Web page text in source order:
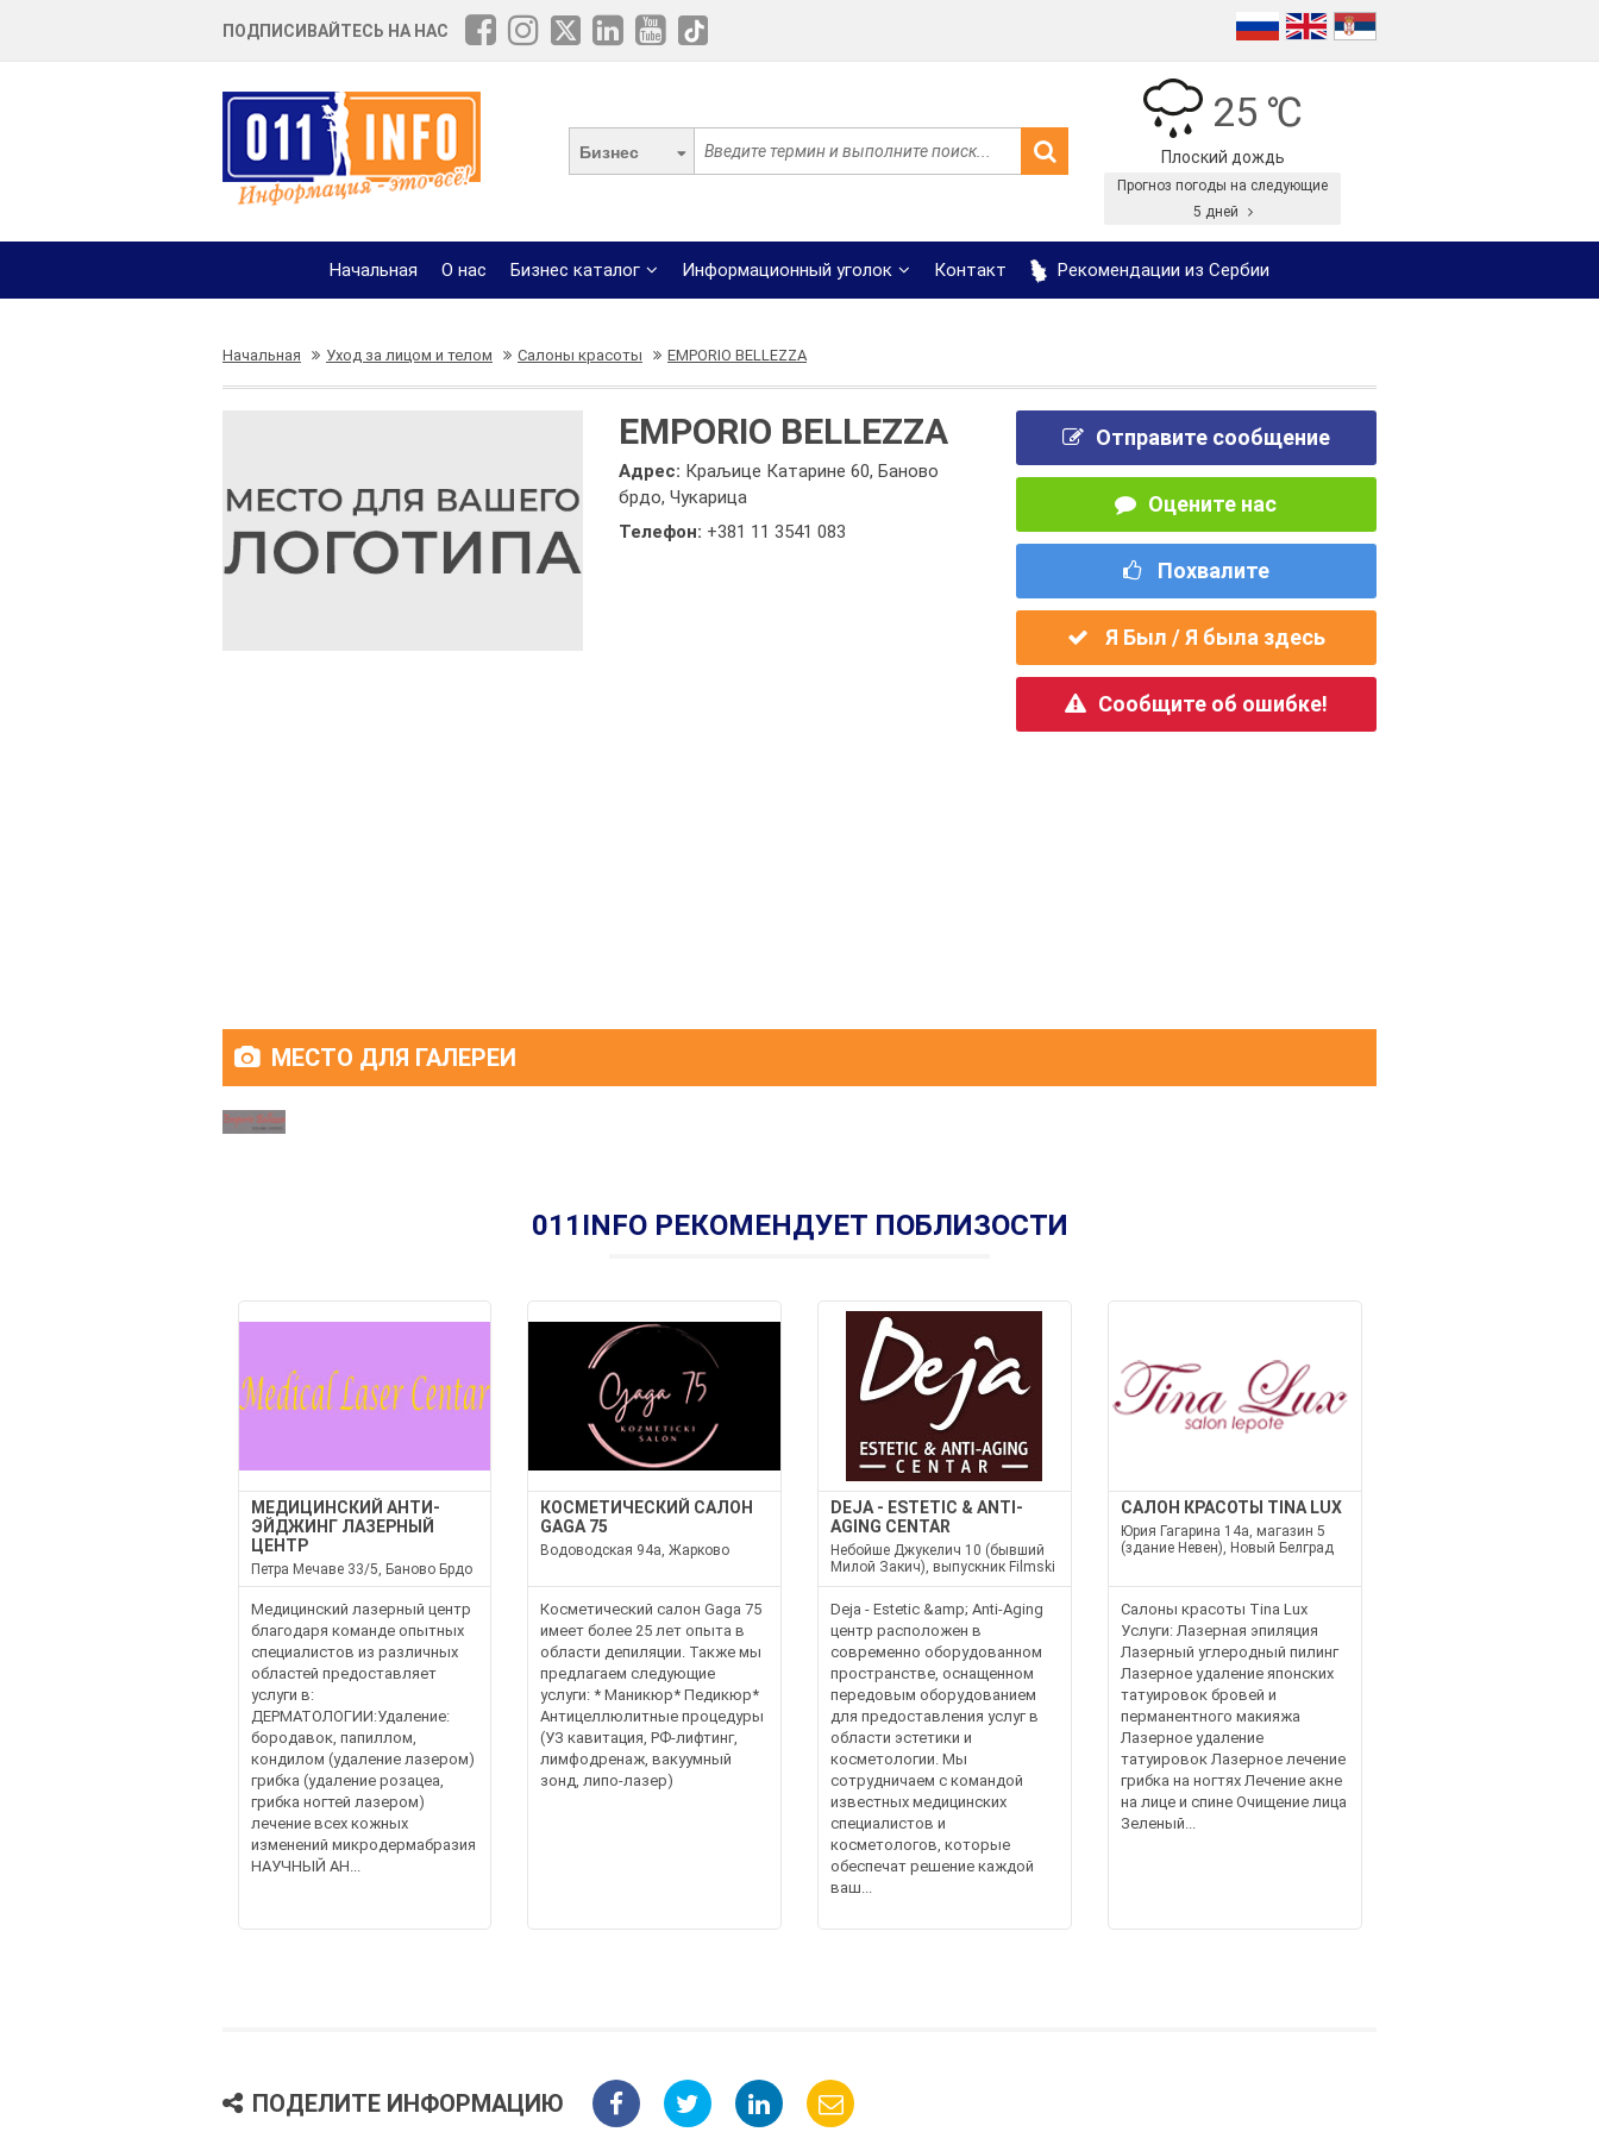
ПОДПИСИВАЙТЕСЬ НА НАС
Бизнес
25 ℃
Плоский дождь
Прогноз погоды на следующие
5 дней
Начальная О нас Бизнес каталог Информационный уголок Контакт Рекомендации из Сербии
Начальная Уход за лицом и телом Салоны красоты EMPORIO BELLEZZA
EMPORIO BELLEZZA
Адрес: Краљице Катарине 60, Баново
брдо, Чукарица
Телефон: +381 11 3541 083
Отправите сообщение
Оцените нас
Похвалите
Я Был / Я была здесь
Сообщите об ошибке!
МЕСТО ДЛЯ ГАЛЕРЕИ
011INFO РЕКОМЕНДУЕТ ПОБЛИЗОСТИ
МЕДИЦИНСКИЙ АНТИ-
ЭЙДЖИНГ ЛАЗЕРНЫЙ
ЦЕНТР
Петра Мечаве 33/5, Баново Брдо
Медицинский лазерный центр
благодаря команде опытных
специалистов из различных
областей предоставляет
услуги в:
ДЕРМАТОЛОГИИ:Удаление:
бородавок, папиллом,
кондилом (удаление лазером)
грибка (удаление розацеа,
грибка ногтей лазером)
лечение всех кожных
изменений микродермабразия
НАУЧНЫЙ АН...
КОСМЕТИЧЕСКИЙ САЛОН
GAGA 75
Водоводская 94а, Жарково
Косметический салон Gaga 75
имеет более 25 лет опыта в
области депиляции. Также мы
предлагаем следующие
услуги: * Маникюр* Педикюр*
Антицеллюлитные процедуры
(УЗ кавитация, РФ-лифтинг,
лимфодренаж, вакуумный
зонд, липо-лазер)
DEJA - ESTETIC & ANTI-
AGING CENTAR
Небойше Джукелич 10 (бывший
Милой Закич), выпускник Filmski
Deja - Estetic &amp; Anti-Aging
центр расположен в
современно оборудованном
пространстве, оснащенном
передовым оборудованием
для предоставления услуг в
области эстетики и
косметологии. Мы
сотрудничаем с командой
известных медицинских
специалистов и
косметологов, которые
обеспечат решение каждой
ваш...
САЛОН КРАСОТЫ TINA LUX
Юрия Гагарина 14а, магазин 5
(здание Невен), Новый Белград
Салоны красоты Tina Lux
Услуги: Лазерная эпиляция
Лазерный углеродный пилинг
Лазерное удаление японских
татуировок бровей и
перманентного макияжа
Лазерное удаление
татуировок Лазерное лечение
грибка на ногтях Лечение акне
на лице и спине Очищение лица
Зеленый...
ПОДЕЛИТЕ ИНФОРМАЦИЮ